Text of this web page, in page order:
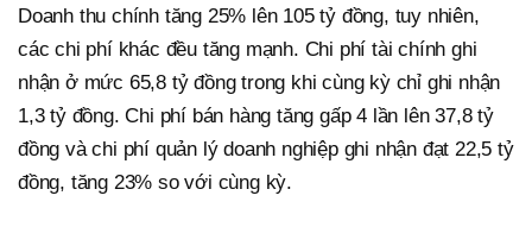
Doanh thu chính tăng 25% lên 105 tỷ đồng, tuy nhiên,
các chi phí khác đều tăng mạnh. Chi phí tài chính ghi
nhận ở mức 65,8 tỷ đồng trong khi cùng kỳ chỉ ghi nhận
1,3 tỷ đồng. Chi phí bán hàng tăng gấp 4 lần lên 37,8 tỷ
đồng và chi phí quản lý doanh nghiệp ghi nhận đạt 22,5 tỷ
đồng, tăng 23% so với cùng kỳ.